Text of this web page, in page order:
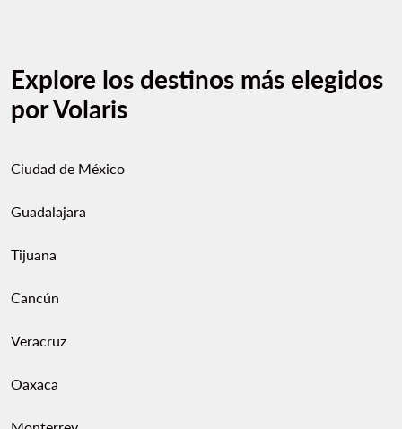
Explore los destinos más elegidos
por Volaris
Ciudad de México
Guadalajara
Tijuana
Cancún
Veracruz
Oaxaca